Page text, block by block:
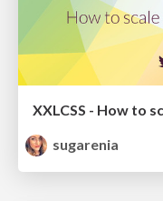
XXLCSS - How to
sugarenia